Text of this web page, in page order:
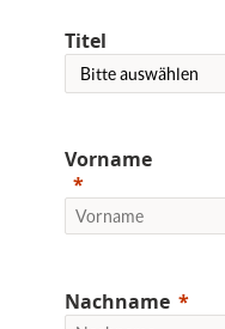
Titel
Vorname
Nachname